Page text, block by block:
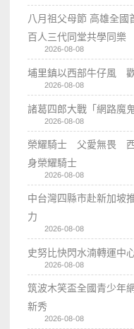
八月祖父母節 高雄全國
百人三代同堂共學同樂
2026-08-08
埔里鎮以西部牛仔風
2026-08-08
諸葛四郎大戰「網路魔
2026-08-08
榮耀騎士 父愛無畏
身榮耀騎士
2026-08-08
中台灣四縣市赴新加坡
力
2026-08-08
史努比快閃水湳轉運中
2026-08-08
筑波木笑盃全國青少年
新秀
2026-08-08